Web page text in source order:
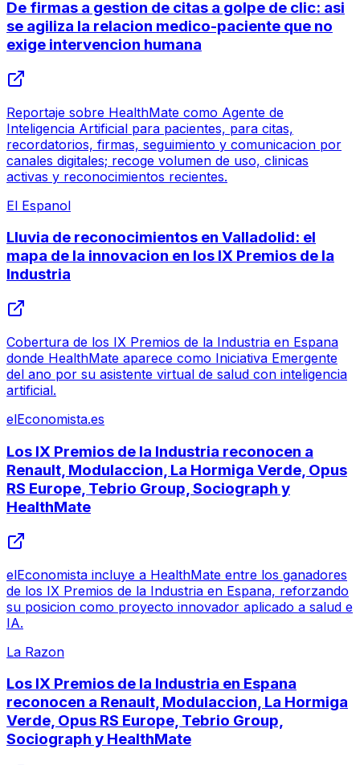
De firmas a gestion de citas a golpe de clic: asi
se agiliza la relacion medico-paciente que no
exige intervencion humana
Reportaje sobre HealthMate como Agente de
Inteligencia Artificial para pacientes, para citas,
recordatorios, firmas, seguimiento y comunicacion por
canales digitales; recoge volumen de uso, clinicas
activas y reconocimientos recientes.
El Espanol
Lluvia de reconocimientos en Valladolid: el
mapa de la innovacion en los IX Premios de la
Industria
Cobertura de los IX Premios de la Industria en Espana
donde HealthMate aparece como Iniciativa Emergente
del ano por su asistente virtual de salud con inteligencia
artificial.
elEconomista.es
Los IX Premios de la Industria reconocen a
Renault, Modulaccion, La Hormiga Verde, Opus
RS Europe, Tebrio Group, Sociograph y
HealthMate
elEconomista incluye a HealthMate entre los ganadores
de los IX Premios de la Industria en Espana, reforzando
su posicion como proyecto innovador aplicado a salud e
IA.
La Razon
Los IX Premios de la Industria en Espana
reconocen a Renault, Modulaccion, La Hormiga
Verde, Opus RS Europe, Tebrio Group,
Sociograph y HealthMate